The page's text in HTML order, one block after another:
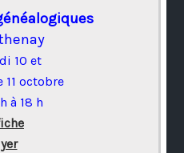
10 et
11 octobre
à 18 h